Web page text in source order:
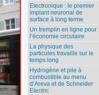
Electronique : le premier
implant neuronal de
surface à long terme
Un tremplin en ligne pour
l’économie circulaire
La physique des
particules travaille sur le
temps long
Hydrogène et pile à
combustible au menu
d’Areva et de Schneider
Electric